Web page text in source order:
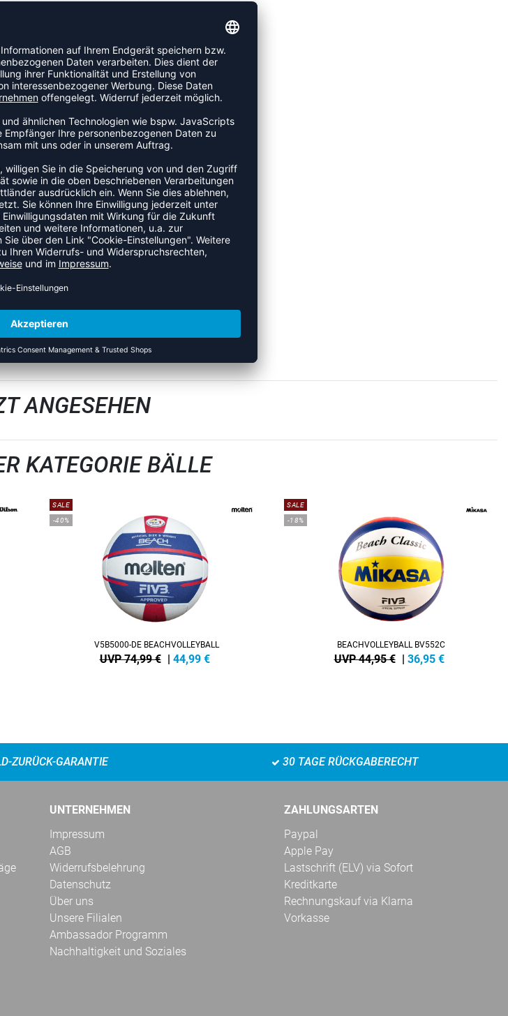
und eine hohe
das Alter ab 10 Jahren
perfekt dichtenden
In Größe, Umfang und
des Volleyballsports.
Spielball in keiner der deutschen
ANGESEHEN
KATEGORIE BÄLLE
SALE
-40%
V5B5000-DE BEACHVOLLEYBALL
UVP 74,99 € 44,99 €
SALE
-18%
BEACHVOLLEYBALL BV552C
UVP 44,95 € 36,95 €
ZURÜCK-GARANTIE 30 TAGE RÜCKGABERECHT
UNTERNEHMEN
Impressum
AGB
Widerrufsbelehrung
Datenschutz
Über uns
Unsere Filialen
Ambassador Programm
Nachhaltigkeit und Soziales
ZAHLUNGSARTEN
Paypal
Apple Pay
Lastschrift (ELV) via Sofort
Kreditkarte
Rechnungskauf via Klarna
Vorkasse